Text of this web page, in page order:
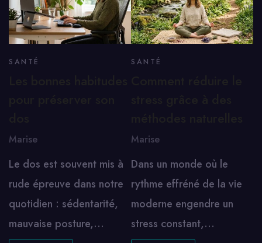
SANTÉ
Marise
Le dos est souvent mis à
rude épreuve dans notre
quotidien : sédentarité,
mauvaise posture,…
SANTÉ
Marise
Dans un monde où le
rythme effréné de la vie
moderne engendre un
stress constant,…